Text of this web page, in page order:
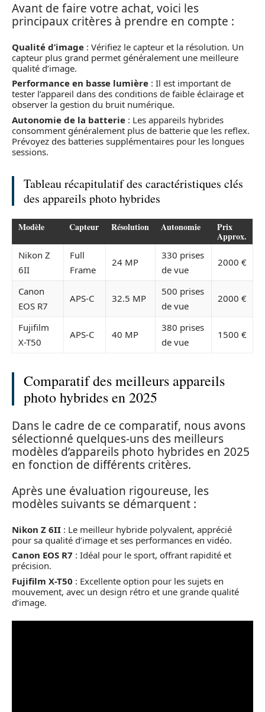
Avant de faire votre achat, voici les
principaux critères à prendre en compte :
Qualité d’image : Vérifiez le capteur et la résolution. Un
capteur plus grand permet généralement une meilleure
qualité d’image.
Performance en basse lumière : Il est important de
tester l’appareil dans des conditions de faible éclairage et
observer la gestion du bruit numérique.
Autonomie de la batterie : Les appareils hybrides
consomment généralement plus de batterie que les reflex.
Prévoyez des batteries supplémentaires pour les longues
sessions.
Tableau récapitulatif des caractéristiques clés
des appareils photo hybrides
Modèle Capteur Résolution Autonomie Prix
Approx.
Nikon Z
6II
Full
Frame
24 MP
330 prises
de vue
2000 €
Canon
EOS R7
APS-C 32.5 MP
500 prises
de vue
2000 €
Fujifilm
X-T50
APS-C 40 MP
380 prises
de vue
1500 €
Comparatif des meilleurs appareils
photo hybrides en 2025
Dans le cadre de ce comparatif, nous avons
sélectionné quelques-uns des meilleurs
modèles d’appareils photo hybrides en 2025
en fonction de différents critères.
Après une évaluation rigoureuse, les
modèles suivants se démarquent :
Nikon Z 6II : Le meilleur hybride polyvalent, apprécié
pour sa qualité d’image et ses performances en vidéo.
Canon EOS R7 : Idéal pour le sport, offrant rapidité et
précision.
Fujifilm X-T50 : Excellente option pour les sujets en
mouvement, avec un design rétro et une grande qualité
d’image.